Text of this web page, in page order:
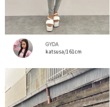
GYDA
katsusa/161cm